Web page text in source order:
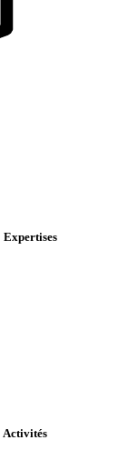
Expertises
Activités